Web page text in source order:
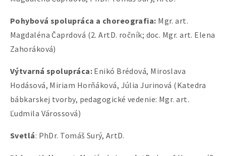
Pohybová spolupráca a choreografia: Mgr. art.
Magdaléna Čaprdová (2. ArtD. ročník; doc. Mgr. art. Elena
Zahoráková)
Výtvarná spolupráca: Enikó Brédová, Miroslava
Hodásová, Miriam Horňáková, Júlia Jurinová (Katedra
bábkarskej tvorby, pedagogické vedenie: Mgr. art.
Ľudmila Várossová)
Svetlá: PhDr. Tomáš Surý, ArtD.